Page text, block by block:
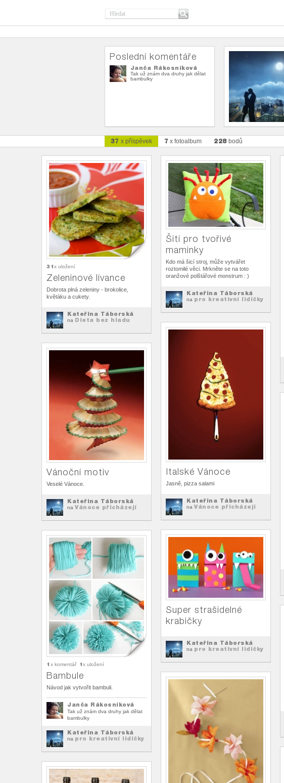
Poslední komentáře
Janča Rákosníková
Tak už znám dva druhy jak dělat
bambulky
37 x příspěvek 7 x fotoalbum 228bodů
31x uložení
Zeleninové lívance
Dobrota plná zeleniny - brokolice,
květáku a cukety.
Kateřina Táborská
na Dieta bez hladu
Šití pro tvořivé
maminky
Kdo má šicí stroj, může vytvářet
roztomilé věci. Mrkněte se na toto
oranžové polštářové monstrum : )
Kateřina Táborská
na pro kreativní lidičky
Italské Vánoce
Jasně, pizza salami
Kateřina Táborská
na Vánoce přicházejí
Vánoční motiv
Veselé Vánoce.
Kateřina Táborská
na Vánoce přicházejí
Super strašidelné
krabičky
Kateřina Táborská
na pro kreativní lidičky
1 x komentář 1x uložení
Bambule
Návod jak vytvořit bambuli.
Janča Rákosníková
Tak už znám dva druhy jak dělat
bambulky
Kateřina Táborská
na pro kreativní lidičky